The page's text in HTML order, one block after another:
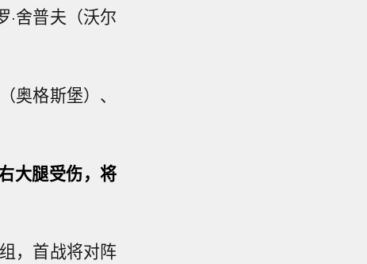
·舍普夫（沃尔
奥格斯堡）、
大腿受伤，将
，首战将对阵